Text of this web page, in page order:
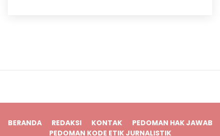
BERANDA REDAKSI KONTAK
PEDOMAN HAK JAWAB
PEDOMAN KODE ETIK JURNALISTIK